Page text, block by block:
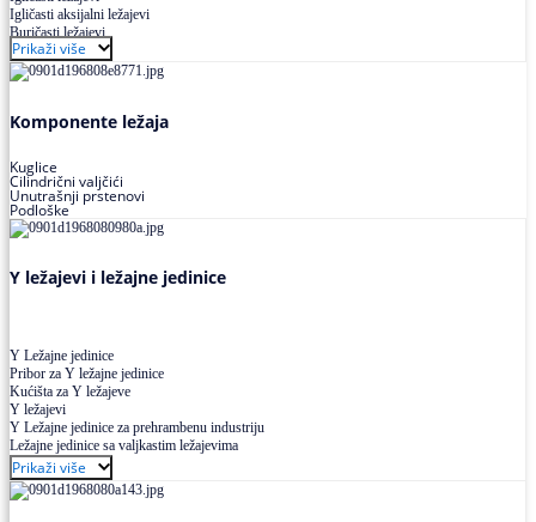
Igličasti aksijalni ležajevi
Buričasti ležajevi
Buričasti zaptiveni ležajevi
Buričasti aksijalni ležajevi
Prikaži više
Komponente ležaja
Kuglice
Cilindrični valjčići
Unutrašnji prstenovi
Podloške
Y ležajevi i ležajne jedinice
Y Ležajne jedinice
Pribor za Y ležajne jedinice
Kućišta za Y ležajeve
Y ležajevi
Y Ležajne jedinice za prehrambenu industriju
Ležajne jedinice sa valjkastim ležajevima
Prikaži više